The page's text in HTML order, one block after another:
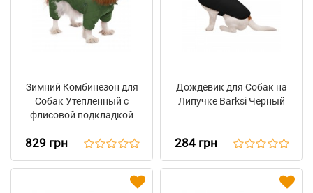
Зимний Комбинезон для
Собак Утепленный с
флисовой подкладкой
829 грн
Дождевик для Собак на
Липучке Barksi Черный
284 грн